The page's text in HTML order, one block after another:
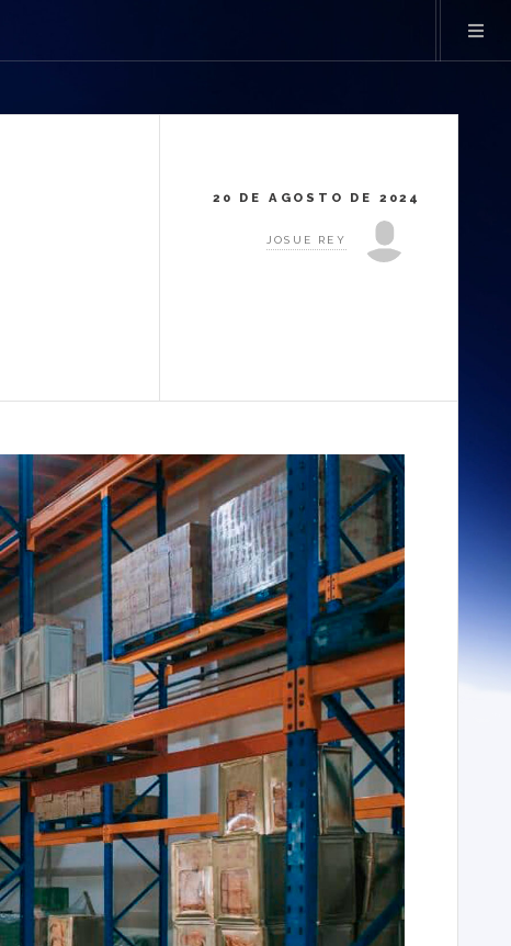
20 DE AGOSTO DE 2024
JOSUE REY